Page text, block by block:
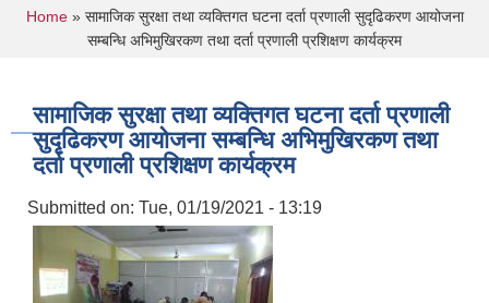
You are here
Home» सामाजिक सुरक्षा तथा व्यक्तिगत घटना दर्ता प्रणाली सुदृढिकरण आयोजना
सम्बन्धि अभिमुखिरकण तथा दर्ता प्रणाली प्रशिक्षण कार्यक्रम
सामाजिक सुरक्षा तथा व्यक्तिगत घटना दर्ता प्रणाली
सुदृढिकरण आयोजना सम्बन्धि अभिमुखिरकण तथा
दर्ता प्रणाली प्रशिक्षण कार्यक्रम
Submitted on: Tue, 01/19/2021 - 13:19